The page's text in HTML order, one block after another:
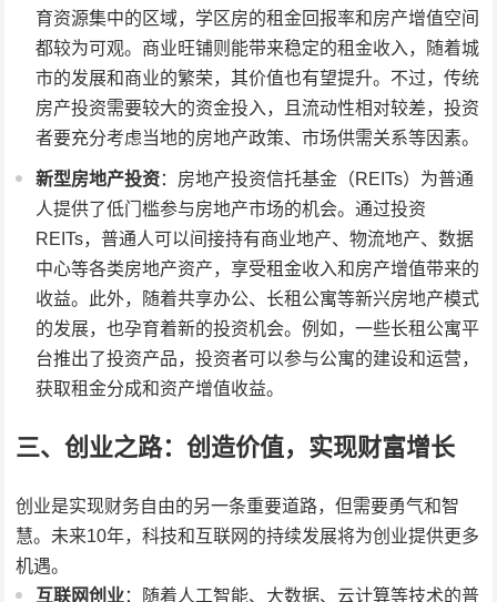
育资源集中的区域，学区房的租金回报率和房产增值空间
都较为可观。商业旺铺则能带来稳定的租金收入，随着城
市的发展和商业的繁荣，其价值也有望提升。不过，传统
房产投资需要较大的资金投入，且流动性相对较差，投资
者要充分考虑当地的房地产政策、市场供需关系等因素。
新型房地产投资：房地产投资信托基金（REITs）为普通
人提供了低门槛参与房地产市场的机会。通过投资
REITs，普通人可以间接持有商业地产、物流地产、数据
中心等各类房地产资产，享受租金收入和房产增值带来的
收益。此外，随着共享办公、长租公寓等新兴房地产模式
的发展，也孕育着新的投资机会。例如，一些长租公寓平
台推出了投资产品，投资者可以参与公寓的建设和运营，
获取租金分成和资产增值收益。
三、创业之路：创造价值，实现财富增长
创业是实现财务自由的另一条重要道路，但需要勇气和智
慧。未来10年，科技和互联网的持续发展将为创业提供更多
机遇。
互联网创业：随着人工智能、大数据、云计算等技术的普